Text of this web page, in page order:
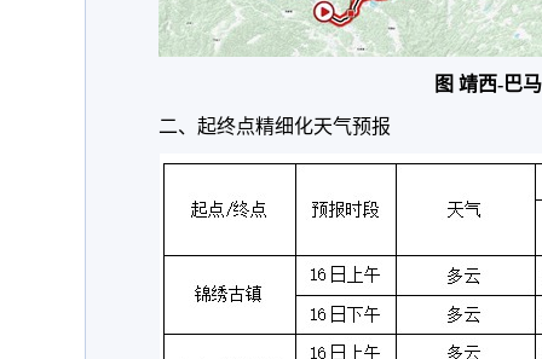
图 靖西-巴
二、起终点精细化天气预报